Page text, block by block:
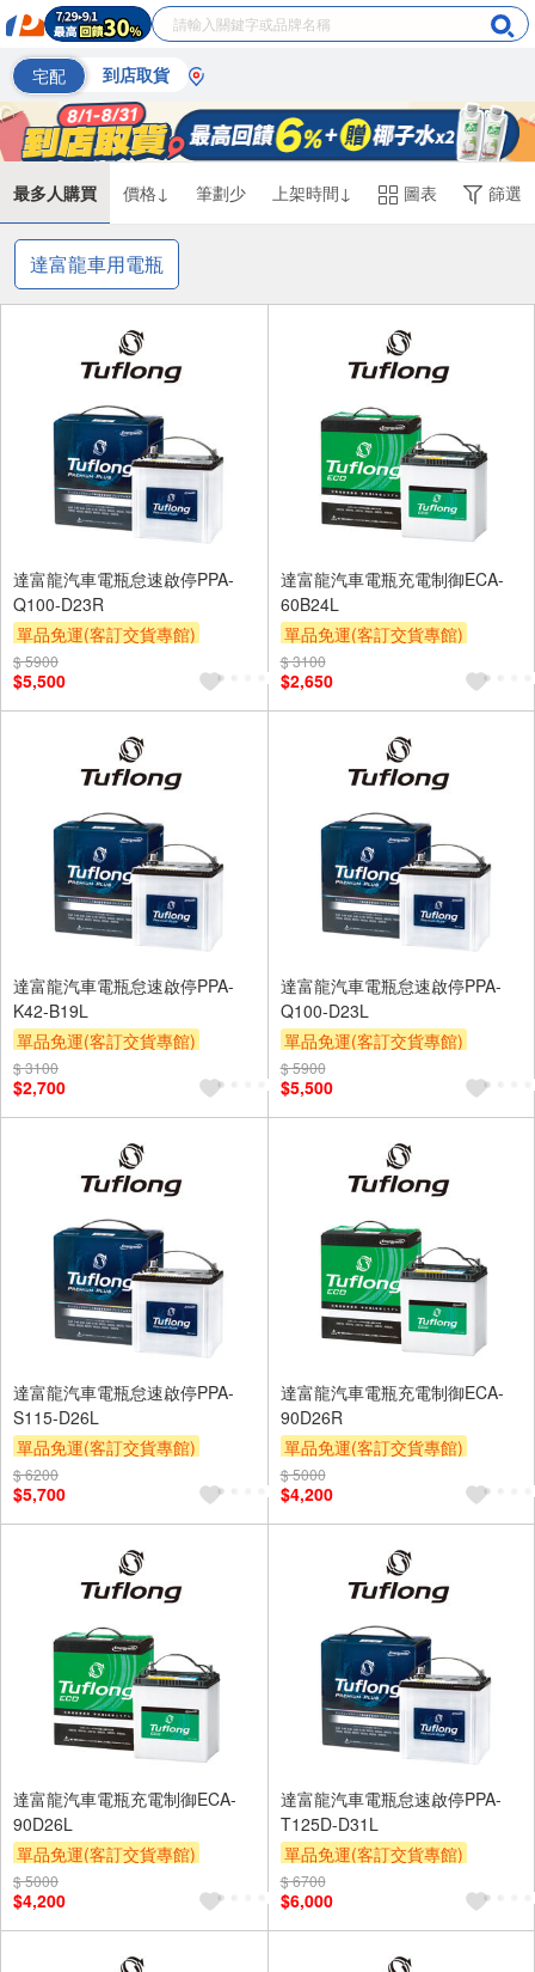
宅配 到店取貨
最多人購買 價格↓ 筆劃少 上架時間↓ 圖表 篩選
達富龍車用電瓶
達富龍汽車電瓶怠速啟停PPA-
Q100-D23R
單品免運(客訂交貨專館)
$ 5900
$5,500
達富龍汽車電瓶充電制御ECA-
60B24L
單品免運(客訂交貨專館)
$ 3100
$2,650
達富龍汽車電瓶怠速啟停PPA-
K42-B19L
單品免運(客訂交貨專館)
$ 3100
$2,700
達富龍汽車電瓶怠速啟停PPA-
Q100-D23L
單品免運(客訂交貨專館)
$ 5900
$5,500
達富龍汽車電瓶怠速啟停PPA-
S115-D26L
單品免運(客訂交貨專館)
$ 6200
$5,700
達富龍汽車電瓶充電制御ECA-
90D26R
單品免運(客訂交貨專館)
$ 5000
$4,200
達富龍汽車電瓶充電制御ECA-
90D26L
單品免運(客訂交貨專館)
$ 5000
$4,200
達富龍汽車電瓶怠速啟停PPA-
T125D-D31L
單品免運(客訂交貨專館)
$ 6700
$6,000